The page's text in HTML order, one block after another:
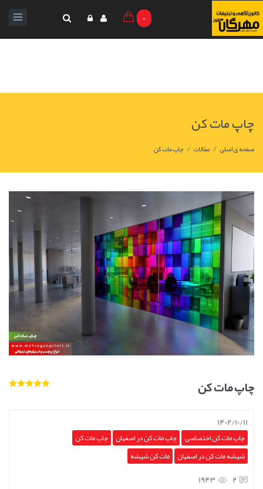
0
چاپ مات کن
صفحه ی اصلی / مقالات / چاپ مات کن
چاپ مات کن
1402/10/11
چاپ مات کن اختصاصی چاپ مات کن در اصفهان چاپ مات کن
شیشه مات کن در اصفهان مات کن شیشه
2
1943